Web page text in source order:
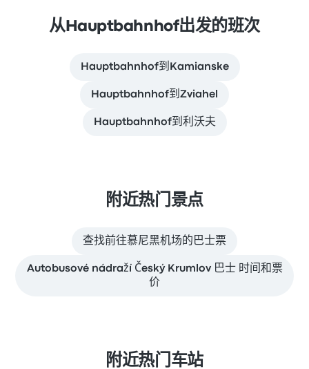
从Hauptbahnhof出发的班次
Hauptbahnhof到Kamianske
Hauptbahnhof到Zviahel
Hauptbahnhof到利沃夫
附近热门景点
查找前往慕尼黑机场的巴士票
Autobusové nádraží Český Krumlov 巴士 时间和票
价
附近热门车站